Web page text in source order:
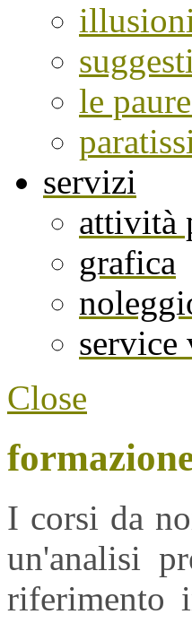
le
servizi
attività
grafica
service
Close
I corsi da
un'analisi
riferimento